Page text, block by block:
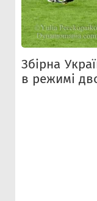
Збірна
в режимі